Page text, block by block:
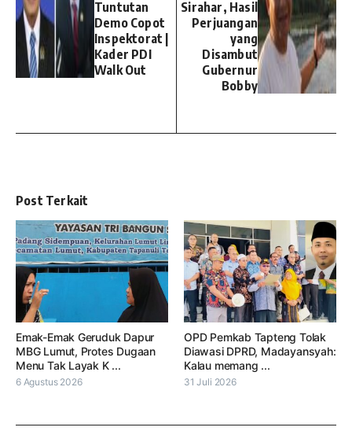
Tuntutan
Demo Copot
Inspektorat |
Kader PDI
Walk Out
Sirahar, Hasil
Perjuangan
yang
Disambut
Gubernur
Bobby
Post Terkait
Emak-Emak Geruduk Dapur
MBG Lumut, Protes Dugaan
Menu Tak Layak K ...
6 Agustus 2026
OPD Pemkab Tapteng Tolak
Diawasi DPRD, Madayansyah:
Kalau memang ...
31 Juli 2026